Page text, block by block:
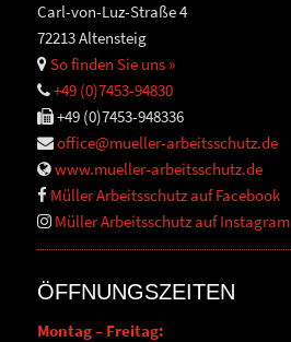
Carl-von-Luz-Straße 4
72213 Altensteig
So finden Sie uns »
+49 (0)7453-94830
+49 (0)7453-948336
office@mueller-arbeitsschutz.de
www.mueller-arbeitsschutz.de
Müller Arbeitsschutz auf Facebook
Müller Arbeitsschutz auf Instagram
ÖFFNUNGSZEITEN
Montag – Freitag: